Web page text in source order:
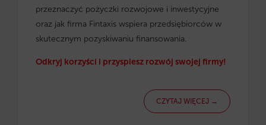
przeznaczyć pożyczki rozwojowe i inwestycyjne
oraz jak firma Fintaxis wspiera przedsiębiorców w
skutecznym pozyskiwaniu finansowania.
Odkryj korzyści i przyspiesz rozwój swojej firmy!
CZYTAJ WIĘCEJ →